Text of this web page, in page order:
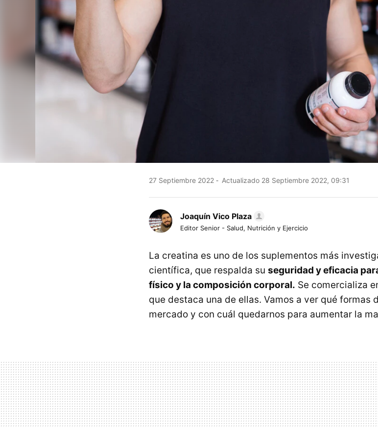
27 Septiembre 2022 Actualizado 28 Septiembre 2022, 09:31
Joaquín Vico Plaza
Editor Senior - Salud, Nutrición y Ejercicio
La creatina es uno de los suplementos más
científica, que respalda su seguridad y eficacia
físico y la composición corporal. Se comercializa
que destaca una de ellas. Vamos a ver qué formas
mercado y con cuál quedarnos para aumentar la